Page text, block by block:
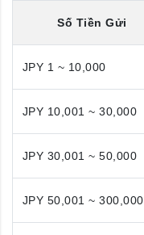
Số Tiền Gửi
JPY 1 ~ 10,000
JPY 10,001 ~ 30,000
JPY 30,001 ~ 50,000
JPY 50,001 ~ 300,000